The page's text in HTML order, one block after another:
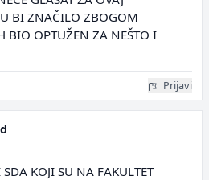
BI ZNAČILO ZBOGOM
BIO OPTUŽEN ZA NEŠTO I
Prijavi
KOJI SU NA FAKULTET